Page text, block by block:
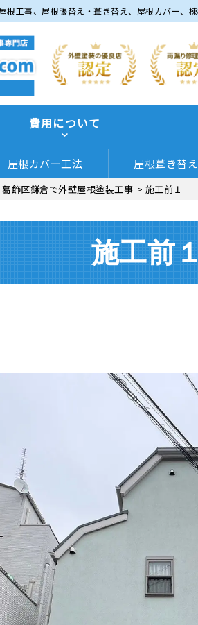
根工事、屋根張替え・葺き替え、屋根カバー
費用について
屋根カバー工法 屋根葺き替え
葛飾区鎌倉で外壁屋根塗装工事 > 施工前１
施工前１